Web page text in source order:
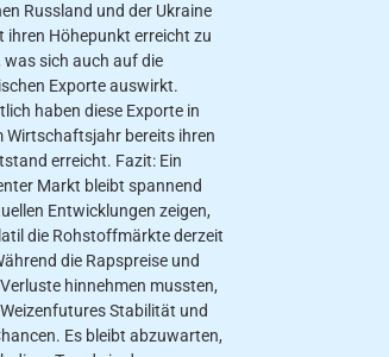
Russland und der Ukraine
ihren Höhepunkt erreicht zu
was sich auch auf die
Exporte auswirkt.
haben diese Exporte in
Wirtschaftsjahr bereits ihren
erreicht. Fazit: Ein
Markt bleibt spannend
Entwicklungen zeigen,
die Rohstoffmärkte derzeit
die Rapspreise und
hinnehmen mussten,
Stabilität und
Es bleibt abzuwarten,